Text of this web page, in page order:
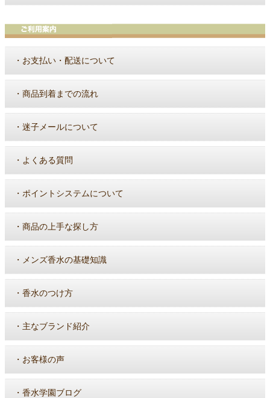
・ お支払い・配送について
・ 商品到着までの流れ
・ 迷子メールについて
・ よくある質問
・ ポイントシステムについて
・ 商品の上手な探し方
・ メンズ香水の基礎知識
・ 香水のつけ方
・ 主なブランド紹介
・ お客様の声
・ 香水学園ブログ